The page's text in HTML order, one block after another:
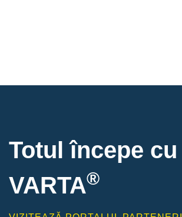
Totul începe cu
VARTA®